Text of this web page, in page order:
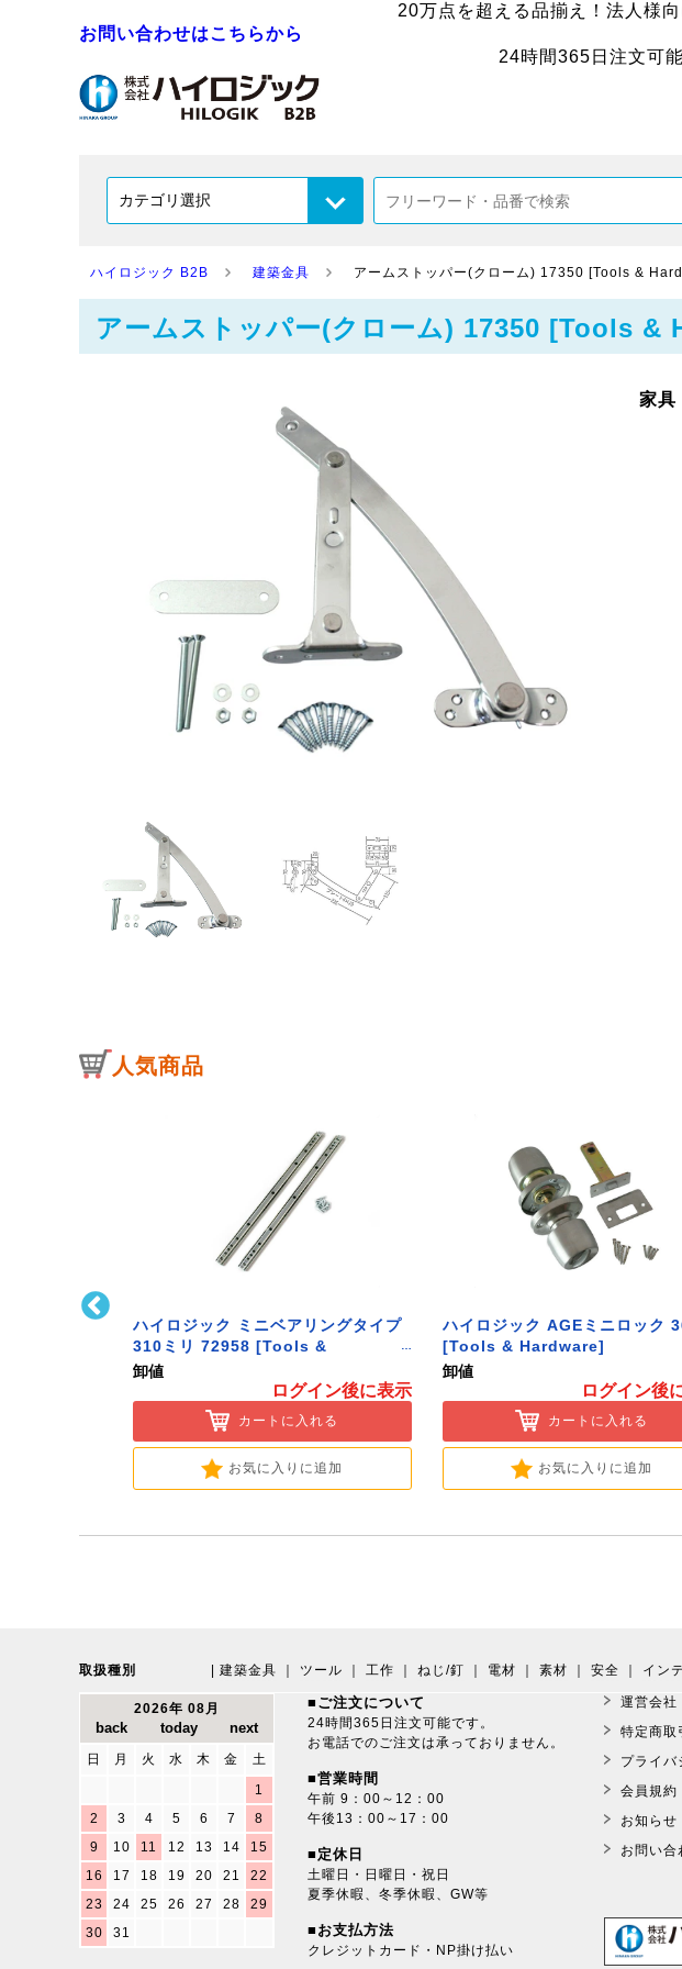
20万点を超える品揃え！法人様
お問い合わせはこちらから
24時間365日注文可
ハイロジック B2B 建築金具 アームストッパー(クローム) 17350 [Tools &
アームストッパー(クローム) 17350 [Tools &
家具
人気商品
ハイロジック ミニベアリングタイプ
310ミリ 72958 [Tools &
Hardware]
卸値
ログイン後に表示
カートに入れる
お気に入りに追加
ハイロジック AGEミニロック
[Tools & Hardware]
卸値
ログイン後
カートに入れる
お気に入りに追加
取扱種別 建築金具 ツール 工作 ねじ/釘 電材 素材 安全 イン
2026年 08月
日 月 火 水 木 金
土
1
2
3 4 5 6 7
8
9
10 11 12 13 14
15
16
17 18 19 20 21
22
23
24 25 26 27 28
29
30
31
■ご注文について
24時間365日注文可能です。
お電話でのご注文は承っておりません。
■営業時間
午前 9：00～12：00
午後13：00～17：00
■定休日
土曜日・日曜日・祝日
夏季休暇、冬季休暇、GW等
■お支払方法
クレジットカード・NP掛け払い
運営会社
特定商取
プライバ
会員規約
お知らせ
お問い合